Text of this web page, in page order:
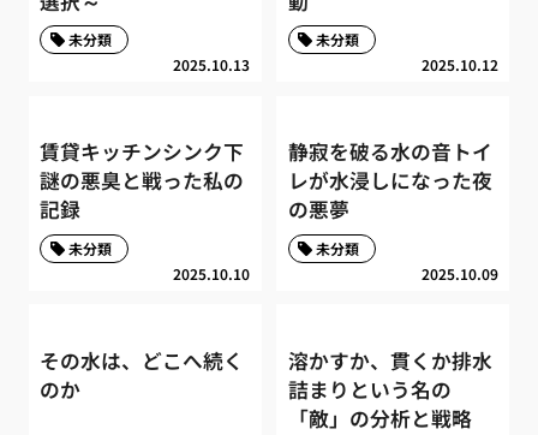
2025.10.13
未分類
2025.10.12
未分類
賃貸キッチンシンク下
謎の悪臭と戦った私の
記録
2025.10.10
未分類
静寂を破る水の音トイ
レが水浸しになった夜
の悪夢
2025.10.09
未分類
その水は、どこへ続く
のか
溶かすか、貫くか排水
詰まりという名の
「敵」の分析と戦略